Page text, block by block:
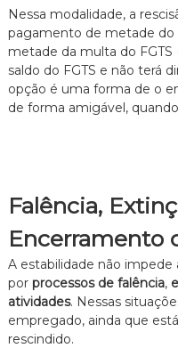
Nessa modalidade, a
pagamento de metade do
metade da multa do FGTS
saldo do FGTS e não terá
opção é uma forma de o
de forma amigável,
Falência,
Encerramento
A estabilidade não impede
por processos de falência,
atividades. Nessas
empregado, ainda que
rescindido.